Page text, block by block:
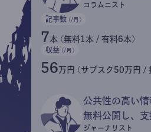
コラムニスト
記事数 (/月)
7本 (無料1本 / 有料6本)
収益 (/月)
56万円 (サブスク50万円 /
公共性の高い情
無料公開し、
ジャーナリスト